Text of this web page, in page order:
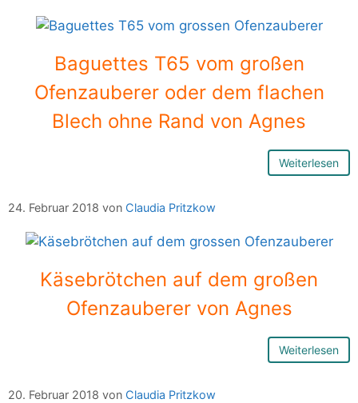
Baguettes T65 vom großen
Ofenzauberer oder dem flachen
Blech ohne Rand von Agnes
Weiterlesen
24. Februar 2018 von Claudia Pritzkow
Käsebrötchen auf dem großen
Ofenzauberer von Agnes
Weiterlesen
20. Februar 2018 von Claudia Pritzkow